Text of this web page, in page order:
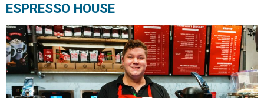
ESPRESSO HOUSE